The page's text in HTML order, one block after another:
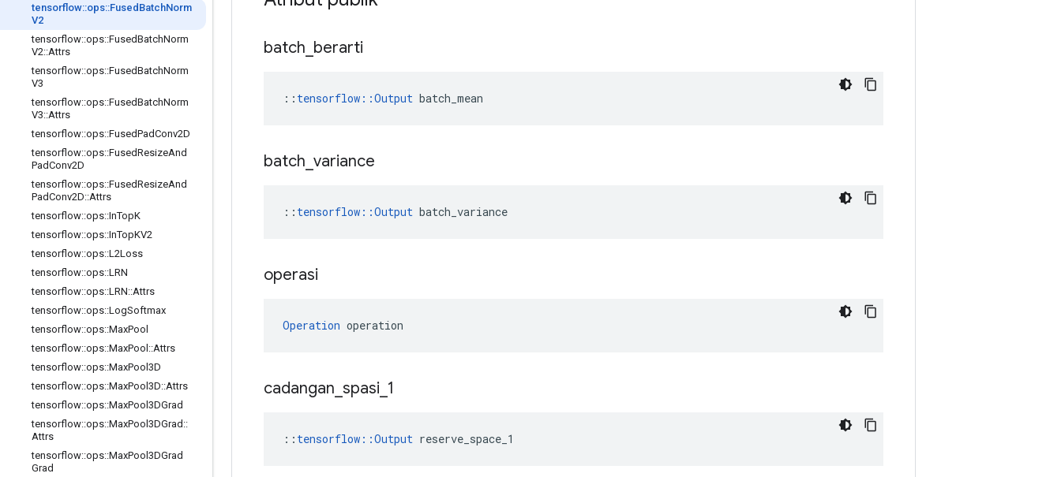
tensorflow::ops::Fused BatchNorm
V2
tensorflow::ops::FusedBatchNorm
V2::Attrs
tensorflow::ops::FusedBatchNorm
V3
tensorflow::ops::FusedBatchNorm
V3::Attrs
tensorflow::ops::FusedPadConv2D
tensorflow::ops::FusedResizeAnd
PadConv2D
tensorflow::ops::FusedResizeAnd
PadConv2D::Attrs
tensorflow::ops::InTopK
tensorflow::ops::InTopKV2
tensorflow::ops::L2Loss
tensorflow::ops::LRN
tensorflow::ops::LRN::Attrs
tensorflow::ops::LogSoftmax
tensorflow::ops::MaxPool
tensorflow::ops::MaxPool ::Attrs
tensorflow::ops::MaxPool3D
tensorflow::ops::MaxPool3D::Attrs
tensorflow::ops::MaxPool3DGrad
tensorflow::ops::MaxPool3DGrad ::
Attrs
tensorflow::ops::MaxPool3DGrad
Grad
batch berarti
:: tensorflow::Output batch_mean
batch variance
:: tensorflow ::Output batch_variance
operasi
Operation operation
cadangan spasi 1
:: tensorflow::Output reserve_space_1